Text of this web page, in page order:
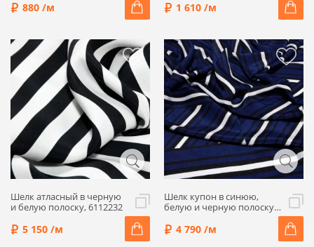
880 /м 1 610 /м
Шелк атласный в черную
и белую полоску, 6112232
5 150 /м
Шелк купон в синюю,
белую и черную полоску,
4 790 /м